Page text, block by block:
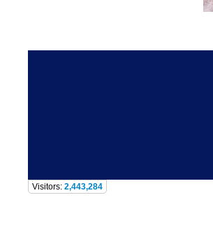
Visitors: 2,443,284